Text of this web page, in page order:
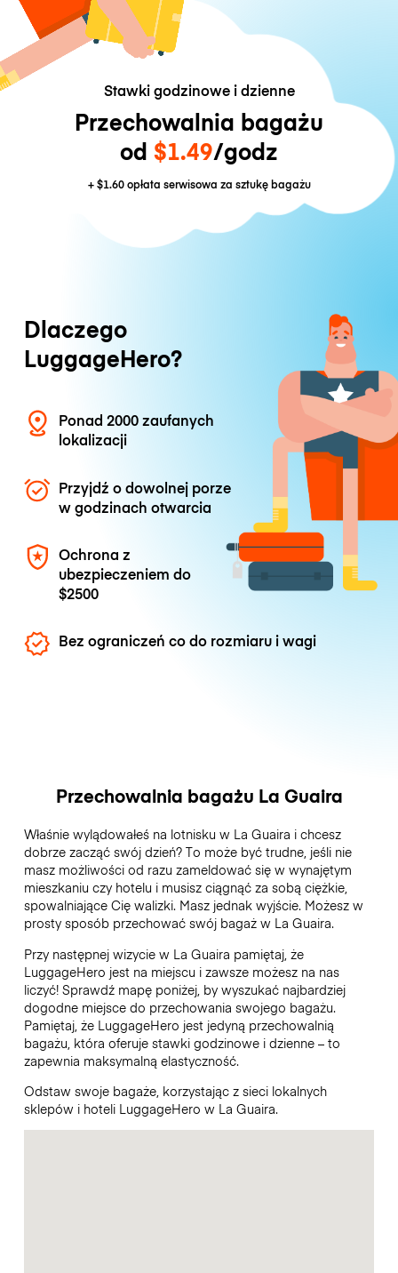
Stawki godzinowe i dzienne
Przechowalnia bagażu
od $1.49/godz
+$1.60opłata serwisowa za sztukę bagażu
Dlaczego
LuggageHero?
Ponad 2000 zaufanych
lokalizacji
Przyjdź o dowolnej porze
w godzinach otwarcia
Ochrona z
ubezpieczeniem do
$2500
Bez ograniczeń co do rozmiaru i wagi
Przechowalnia bagażu La Guaira
Właśnie wylądowałeś na lotnisku w La Guaira i chcesz
dobrze zacząć swój dzień? To może być trudne, jeśli nie
masz możliwości od razu zameldować się w wynajętym
mieszkaniu czy hotelu i musisz ciągnąć za sobą ciężkie,
spowalniające Cię walizki. Masz jednak wyjście. Możesz w
prosty sposób przechować swój bagaż w La Guaira.
Przy następnej wizycie w La Guaira pamiętaj, że
LuggageHero jest na miejscu i zawsze możesz na nas
liczyć! Sprawdź mapę poniżej, by wyszukać najbardziej
dogodne miejsce do przechowania swojego bagażu.
Pamiętaj, że LuggageHero jest jedyną przechowalnią
bagażu, która oferuje stawki godzinowe i dzienne – to
zapewnia maksymalną elastyczność.
Odstaw swoje bagaże, korzystając z sieci lokalnych
sklepów i hoteli LuggageHero w La Guaira.